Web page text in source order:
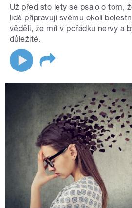
Už před sto lety se psalo o tom,
lidé připravují svému okolí
věděli, že mít v pořádku nervy a
důležité.